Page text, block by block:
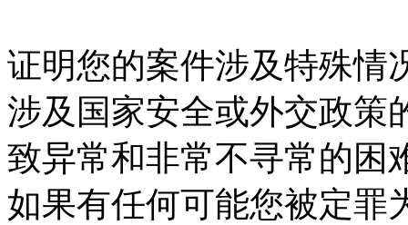
证明您的案件涉及特殊情
涉及国家安全或外交政策
致异常和非常不寻常的困
如果有任何可能您被定罪